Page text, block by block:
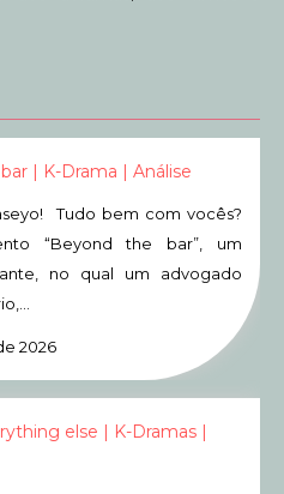
| K-Drama | Análise
Tudo bem com vocês?
“Beyond the bar”, um
no qual um advogado
2026
else | K-Dramas |